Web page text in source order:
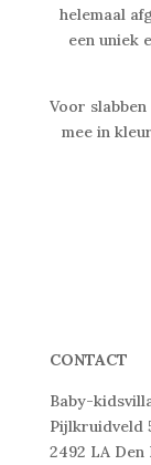
helemaal
een uniek
Voor
mee in
CONTACT
Baby-
Pijlkruidveld
2492 LA Den